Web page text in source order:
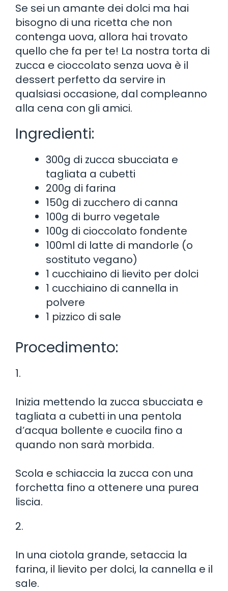
Se sei un amante dei dolci ma hai
bisogno di una ricetta che non
contenga uova, allora hai trovato
quello che fa per te! La nostra torta di
zucca e cioccolato senza uova è il
dessert perfetto da servire in
qualsiasi occasione, dal compleanno
alla cena con gli amici.
Ingredienti:
300g di zucca sbucciata e
tagliata a cubetti
200g di farina
150g di zucchero di canna
100g di burro vegetale
100g di cioccolato fondente
100ml di latte di mandorle (o
sostituto vegano)
1 cucchiaino di lievito per dolci
1 cucchiaino di cannella in
polvere
1 pizzico di sale
Procedimento:
1.
Inizia mettendo la zucca sbucciata e
tagliata a cubetti in una pentola
d’acqua bollente e cuocila fino a
quando non sarà morbida.
Scola e schiaccia la zucca con una
forchetta fino a ottenere una purea
liscia.
2.
In una ciotola grande, setaccia la
farina, il lievito per dolci, la cannella e il
sale.